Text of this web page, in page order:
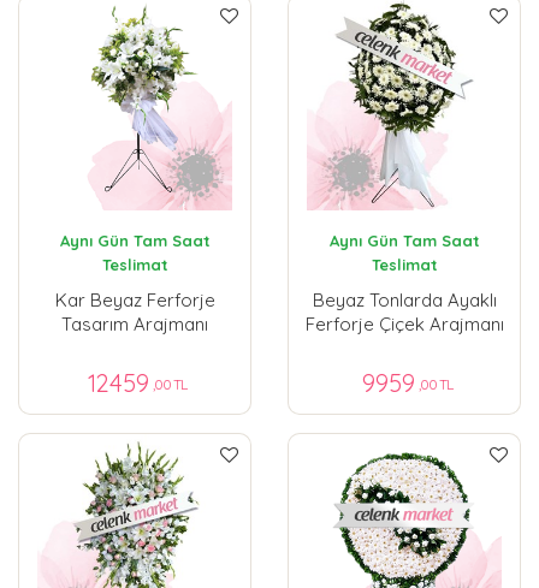
Aynı Gün Tam Saat
Teslimat
Kar Beyaz Ferforje
Tasarım Arajmanı
12459 ,00 TL
Aynı Gün Tam Saat
Teslimat
Beyaz Tonlarda Ayaklı
Ferforje Çiçek Arajmanı
9959 ,00 TL